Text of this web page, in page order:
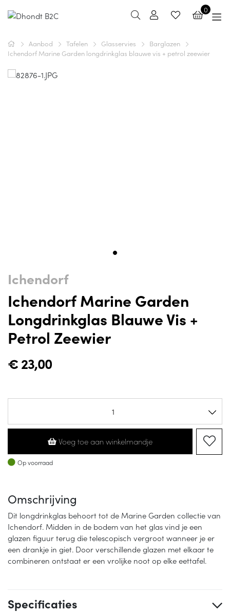
0
Aanbod Tafelen Glasservies
Barglazen
Ichendorf Marine Garden longdrinkglas blauwe vis + petrol zeewier
Ichendorf
Ichendorf Marine Garden
Longdrinkglas Blauwe Vis +
Petrol Zeewier
€23,00
Voeg toe aan winkelmandje
Op voorraad
Op voorraad
Omschrijving
Dit longdrinkglas behoort tot de Marine Garden collectie van
Ichendorf. Midden in de bodem van het glas vind je een
glazen figuur terug die telescopisch vergroot wanneer je er
een drankje in giet. Door verschillende glazen met elkaar te
combineren ontstaat er een vrolijke noot op elke eettafel.
Specificaties